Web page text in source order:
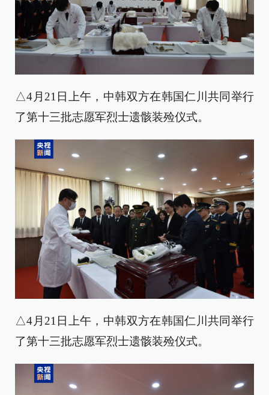
△4月21日上午，中韩双方在韩国仁川共同举行
了第十三批志愿军烈士遗骸装殓仪式。
△4月21日上午，中韩双方在韩国仁川共同举行
了第十三批志愿军烈士遗骸装殓仪式。